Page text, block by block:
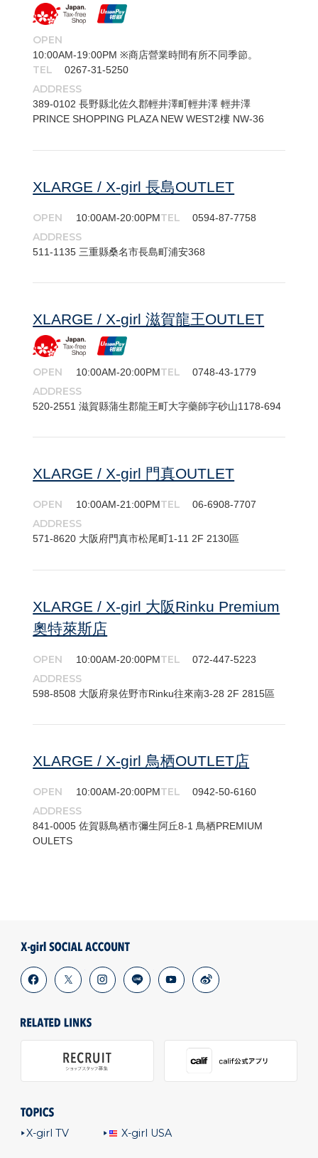
OPEN
10:00AM-19:00PM ※商店營業時間有所不同季節。
TEL 0267-31-5250
ADDRESS
389-​0102 長野縣北佐久郡輕井澤町輕井澤 輕井澤
PRINCE SHOPPING PLAZA NEW WEST2樓 NW-36
XLARGE / X-girl 長島OUTLET
OPEN 10:00AM-20:00PMTEL 0594-87-7758
ADDRESS
511-​1135 三重縣桑名市長島町浦安368
XLARGE / X-girl 滋賀龍王OUTLET
OPEN 10:00AM-20:00PMTEL 0748-43-1779
ADDRESS
520-​2551 滋賀縣蒲生郡龍王町大字藥師字砂山1178-694
XLARGE / X-girl 門真OUTLET
OPEN 10:00AM-21:00PMTEL 06-6908-7707
ADDRESS
571-​8620 大阪府門真市松尾町1-11 2F 2130區
XLARGE / X-girl 大阪Rinku Premium
奧特萊斯店
OPEN 10:00AM-20:00PMTEL 072-447-5223
ADDRESS
598-​8508 大阪府泉佐野市Rinku往來南3-28 2F 2815區
XLARGE / X-girl 鳥栖OUTLET店
OPEN 10:00AM-20:00PMTEL 0942-50-6160
ADDRESS
841-0005 佐賀縣鳥栖市彌生阿丘8-1 鳥栖PREMIUM
OULETS
facebook instagram youtube
X-girl TV X-girl USA